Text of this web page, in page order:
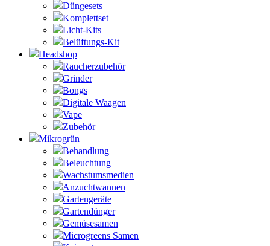
Düngesets
Komplettset
Licht-Kits
Belüftungs-Kit
Headshop
Raucherzubehör
Grinder
Bongs
Digitale Waagen
Vape
Zubehör
Mikrogrün
Behandlung
Beleuchtung
Wachstumsmedien
Anzuchtwannen
Gartengeräte
Gartendünger
Gemüsesamen
Microgreens Samen